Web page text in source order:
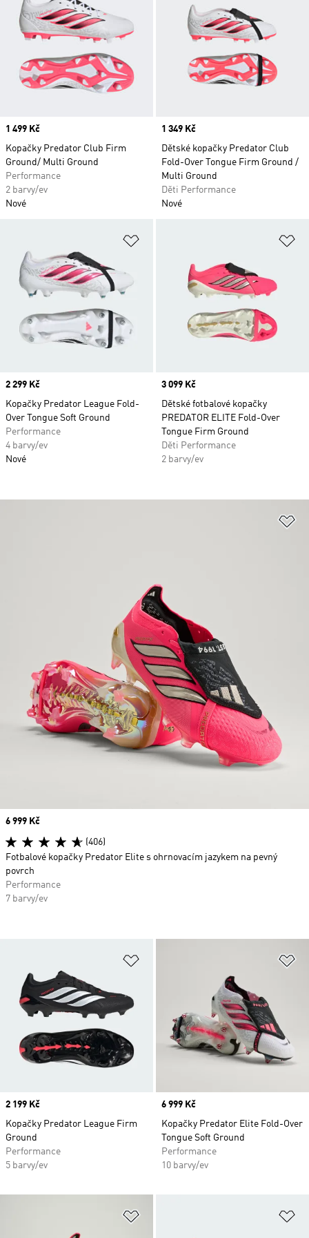
Price
1 499 Kč
Kopačky Predator Club Firm
Ground/ Multi Ground
Performance
2 barvy/ev
Nové
Price
1 349 Kč
Dětské kopačky Predator Club
Fold-Over Tongue Firm Ground /
Multi Ground
Děti Performance
Nové
Price
2 299 Kč
Kopačky Predator League Fold-
Over Tongue Soft Ground
Performance
4 barvy/ev
Nové
Price
3 099 Kč
Dětské fotbalové kopačky
PREDATOR ELITE Fold-Over
Tongue Firm Ground
Děti Performance
2 barvy/ev
Price
2 199 Kč
Kopačky Predator League Firm
Ground
Performance
5 barvy/ev
Price
6 999 Kč
Kopačky Predator Elite Fold-Over
Tongue Soft Ground
Performance
10 barvy/ev
Price
6 999 Kč
(406)
Fotbalové kopačky Predator Elite s ohrnovacím jazykem na pevný
povrch
Performance
7 barvy/ev